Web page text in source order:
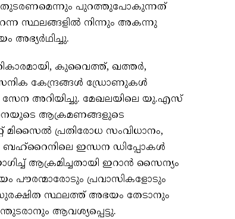
തുടരണമെന്നും പുറത്തുപോകുന്നത്
സ്ഥലങ്ങളില്‍ നിന്നും അകന്നു
അഭ്യര്‍ഥിച്ചു.
കുവൈത്ത്, ഖത്തര്‍,
കേന്ദ്രങ്ങള്‍ ഡ്രോണുകള്‍
സേന അറിയിച്ചു. മേഖലയിലെ യു.എസ്
ആക്രമണങ്ങളുടെ
മിസൈല്‍ പ്രതിരോധ സംവിധാനം,
ബഹ്റൈനിലെ ഇന്ധന ഡിപ്പോകള്‍
ആക്രമിച്ചതായി ഇറാന്‍ സൈന്യം
പൗരന്മാരോടും പ്രവാസികളോടും
സ്ഥലത്ത് അഭയം തേടാനും
ആവശ്യപ്പെട്ടു.